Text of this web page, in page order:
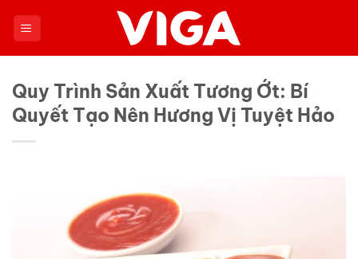
Quy Trình Sản Xuất Tương Ớt: Bí
Quyết Tạo Nên Hương Vị Tuyệt Hảo